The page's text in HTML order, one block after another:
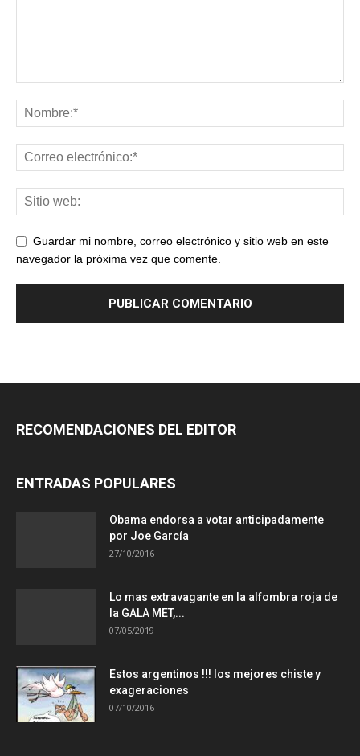
Guardar mi nombre, correo electrónico y sitio web en este
navegador la próxima vez que comente.
RECOMENDACIONES DEL EDITOR
ENTRADAS POPULARES
Obama endorsa a votar anticipadamente
por Joe García
27/10/2016
Lo mas extravagante en la alfombra roja de
la GALA MET,...
07/05/2019
Estos argentinos !!! los mejores chiste y
exageraciones
07/10/2016